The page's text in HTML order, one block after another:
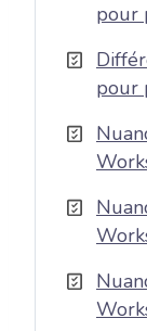
pour
pour